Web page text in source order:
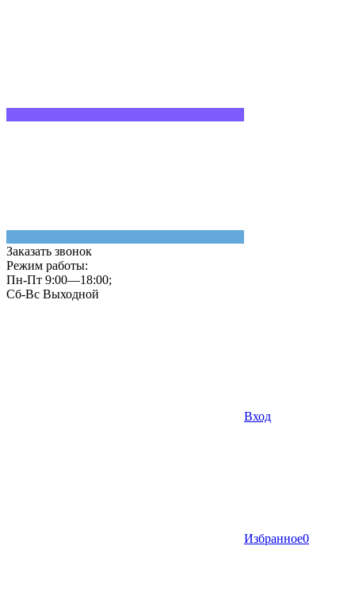
Заказать звонок
Режим работы:
Пн-Пт 9:00—18:00;
Сб-Вс Выходной
Вход
Избранное0